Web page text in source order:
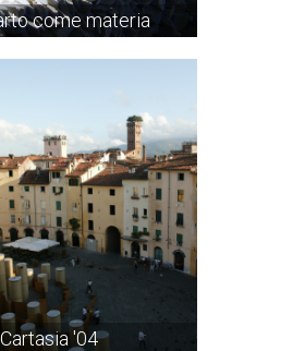
come materia
Cartasia '04